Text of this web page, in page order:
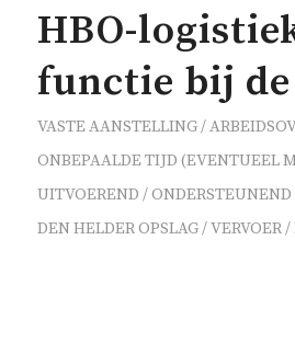
HBO-
functie bij
VASTE AANSTELLING /
ONBEPAALDE TIJD (EVENTUEEL
UITVOEREND / ONDERSTEUNEND
DEN HELDEROPSLAG / VERVOER